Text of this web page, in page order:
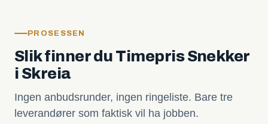
PROSESSEN
Slik finner du Timepris Snekker
i Skreia
Ingen anbudsrunder, ingen ringeliste. Bare tre
leverandører som faktisk vil ha jobben.